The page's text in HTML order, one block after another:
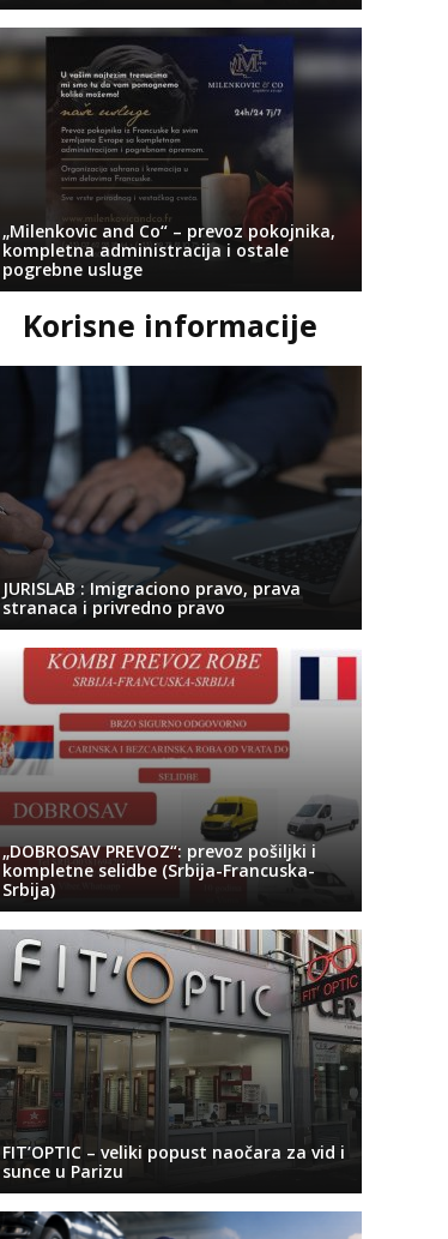
„Milenkovic and Co“ – prevoz pokojnika,
kompletna administracija i ostale
pogrebne usluge
Korisne informacije
JURISLAB : Imigraciono pravo, prava
stranaca i privredno pravo
„DOBROSAV PREVOZ“: prevoz pošiljki i
kompletne selidbe (Srbija-Francuska-
Srbija)
FIT’OPTIC – veliki popust naočara za vid i
sunce u Parizu